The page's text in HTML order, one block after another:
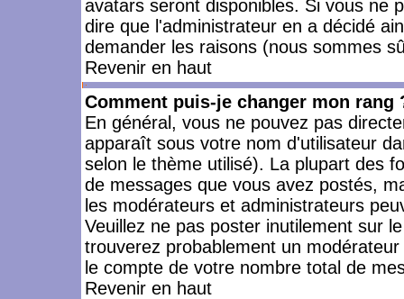
avatars seront disponibles. Si vous ne
dire que l'administrateur en a décidé
demander les raisons (nous sommes
Revenir en haut
Comment puis-je changer mon rang
En général, vous ne pouvez pas
apparaît sous votre nom d'utilisateur
selon le thème utilisé). La plupart des
de messages que vous avez postés,
les modérateurs et administrateurs
Veuillez ne pas poster inutilement sur
trouverez probablement un
le compte de votre nombre total de
Revenir en haut